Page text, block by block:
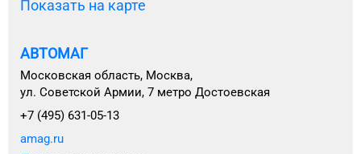
Показать на карте
АВТОМАГ
Московская область, Москва,
ул. Советской Армии, 7 метро Достоевская
+7 (495) 631-05-13
amag.ru